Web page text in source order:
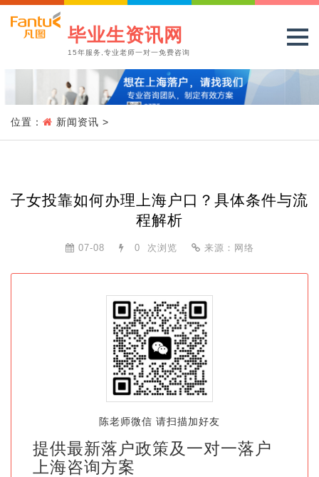
毕业生资讯网
15年服务,专业老师一对一免费咨询
位置： 新闻资讯 >
子女投靠如何办理上海户口？具体条件与流
程解析
07-08 0 次浏览 来源：网络
陈老师微信 请扫描加好友
提供最新落户政策及一对一落户
上海咨询方案